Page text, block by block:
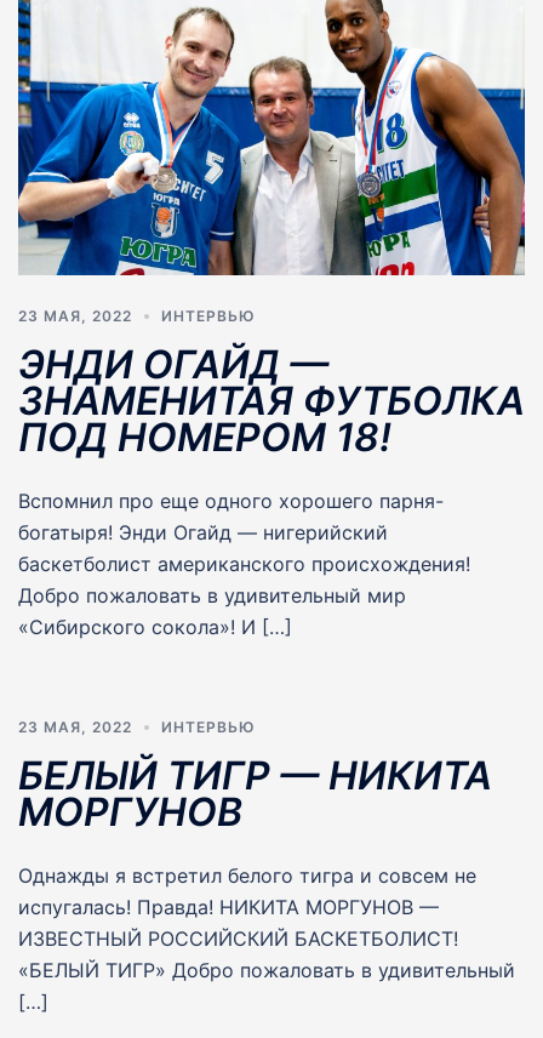
23 МАЯ, 2022 ИНТЕРВЬЮ
ЭНДИ ОГАЙД —
ЗНАМЕНИТАЯ ФУТБОЛКА
ПОД НОМЕРОМ 18!
Вспомнил про еще одного хорошего парня-
богатыря! Энди Огайд — нигерийский
баскетболист американского происхождения!
Добро пожаловать в удивительный мир
«Сибирского сокола»! И […]
23 МАЯ, 2022 ИНТЕРВЬЮ
БЕЛЫЙ ТИГР — НИКИТА
МОРГУНОВ
Однажды я встретил белого тигра и совсем не
испугалась! Правда! НИКИТА МОРГУНОВ —
ИЗВЕСТНЫЙ РОССИЙСКИЙ БАСКЕТБОЛИСТ!
«БЕЛЫЙ ТИГР» Добро пожаловать в удивительный
[…]